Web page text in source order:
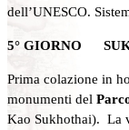
dell’UNESCO.
5° GIORNO
Prima colazione in
monumenti del
Kao Sukhothai). La